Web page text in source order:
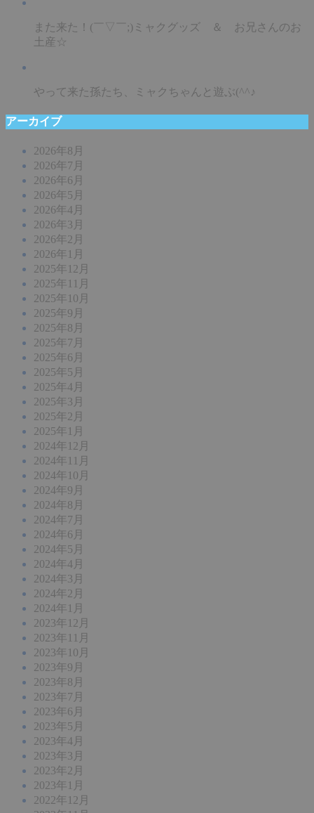
また来た！(￣▽￣;)ミャクグッズ ＆ お兄さんのお
土産☆
やって来た孫たち、ミャクちゃんと遊ぶ(^^♪
アーカイブ
2026年8月
2026年7月
2026年6月
2026年5月
2026年4月
2026年3月
2026年2月
2026年1月
2025年12月
2025年11月
2025年10月
2025年9月
2025年8月
2025年7月
2025年6月
2025年5月
2025年4月
2025年3月
2025年2月
2025年1月
2024年12月
2024年11月
2024年10月
2024年9月
2024年8月
2024年7月
2024年6月
2024年5月
2024年4月
2024年3月
2024年2月
2024年1月
2023年12月
2023年11月
2023年10月
2023年9月
2023年8月
2023年7月
2023年6月
2023年5月
2023年4月
2023年3月
2023年2月
2023年1月
2022年12月